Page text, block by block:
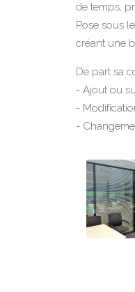
de temps,
Pose sous
créant une
De part sa
- Ajout ou
-
-